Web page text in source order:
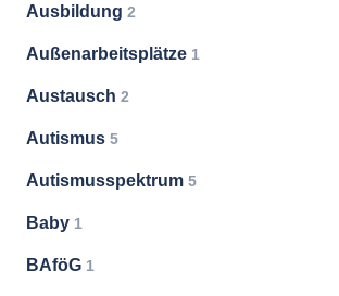
Ausbildung 2
Außenarbeitsplätze 1
Austausch 2
Autismus 5
Autismusspektrum 5
Baby 1
BAföG 1